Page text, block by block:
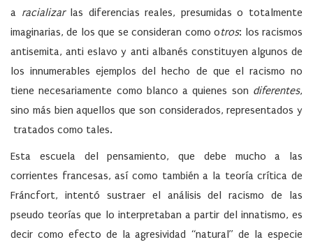
a racializarlas diferencias reales, presumidas o totalmente
imaginarias, de los que se consideran como otros: los racismos
antisemita, anti eslavo y anti albanés constituyen algunos de
los innumerables ejemplos del hecho de que el racismo no
tiene necesariamente como blanco a quienes son diferentes,
sino más bien aquellos que son considerados, representados y
tratados como tales.
Esta escuela del pensamiento, que debe mucho a las
corrientes francesas, así como también a la teoría crítica de
Fráncfort, intentó sustraer el análisis del racismo de las
pseudo teorías que lo interpretaban a partir del innatismo, es
decir como efecto de la agresividad “natural” de la especie